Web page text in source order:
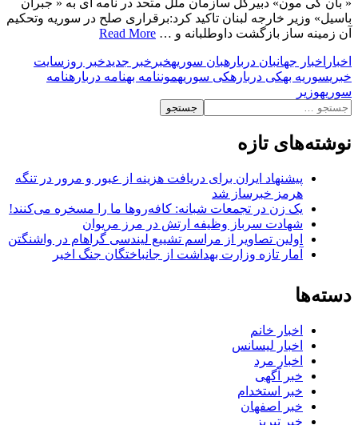
« بان کی مون» دبیرکل سازمان ملل متحد در نامه ای به « جبران
باسیل» وزیر خارجه لبنان تاکید کرد:برقراری صلح در سوریه وتحکیم
آن زمینه ساز بازگشت داوطلبانه و … Read More
اخبار اخبار جهانبان دربارهبان سوریهخبر خبر جدیدخبر روز سایت
خبریسوریه بهکی دربارهکی سوریهموننامه بهنامه دربارهنامه
سوریهوزیر
جستجو
نوشته‌های تازه
پیشنهاد ایران برای دریافت هزینه از عبور و مرور در تنگه
هرمز خبرساز شد
یک زن در تجمعات شبانه: کافه‌روها ما را مسخره می‌کنند!
شهادت سرباز وظیفه ارتش در مرز مریوان
اولین تصاویر از مراسم تشییع لیندسی گراهام در واشنگتن
آمار تازه وزارت بهداشت از جانباختگان جنگ اخیر
دسته‌ها
اخبار خانم
اخبار لیسانس
اخبار مرد
خبر آگهی
خبر استخدام
خبر اصفهان
خبر تبریز